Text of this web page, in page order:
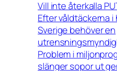
Vill inte återkalla
Efter våldtäckerna
Sverige behöver en
Problem i
slänger sopor ut